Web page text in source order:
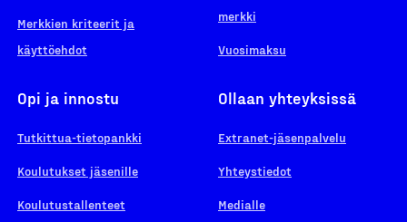
Merkkien kriteerit ja
käyttöehdot
merkki
Vuosimaksu
Opi ja innostu
Tutkittua-tietopankki
Koulutukset jäsenille
Koulutustallenteet
Ollaan yhteyksissä
Extranet-jäsenpalvelu
Yhteystiedot
Medialle